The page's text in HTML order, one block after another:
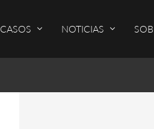
CASOS NOTICIAS